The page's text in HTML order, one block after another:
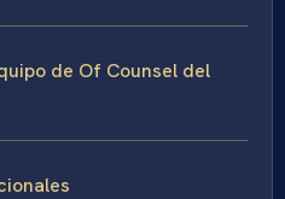
de Of Counsel del